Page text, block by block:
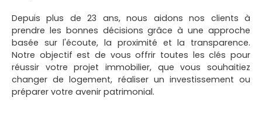
Depuis plus de 23 ans, nous aidons nos clients à
prendre les bonnes décisions grâce à une approche
basée sur l'écoute, la proximité et la transparence.
Notre objectif est de vous offrir toutes les clés pour
réussir votre projet immobilier, que vous souhaitiez
changer de logement, réaliser un investissement ou
préparer votre avenir patrimonial.